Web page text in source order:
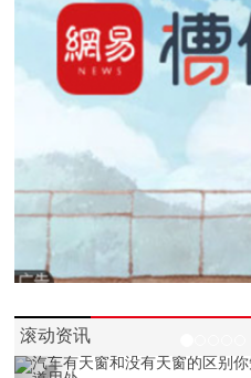
滚动资讯
Previous